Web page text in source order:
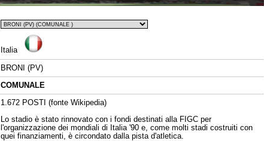
Italia
BRONI (PV)
COMUNALE
1.672 POSTI (fonte Wikipedia)
Lo stadio è stato rinnovato con i fondi destinati alla FIGC per
l'organizzazione dei mondiali di Italia '90 e, come molti stadi costruiti con
quei finanziamenti, è circondato dalla pista d'atletica.